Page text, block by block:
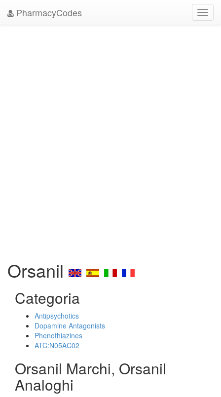
PharmacyCodes
Orsanil
Categoria
Antipsychotics
Dopamine Antagonists
Phenothiazines
ATC:N05AC02
Orsanil Marchi, Orsanil
Analoghi